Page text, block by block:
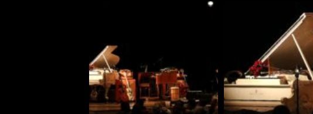
KRIS BARRAS BAND VERÖFFENTLICHT